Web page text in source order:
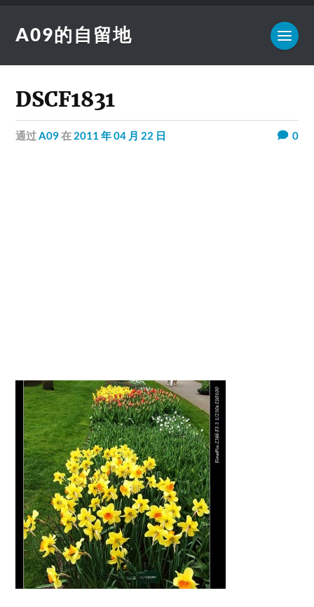
A09的自留地
DSCF1831
通过A09在 2011 年 04 月 22 日 0